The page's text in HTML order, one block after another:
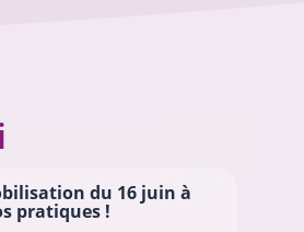
du 16 juin à
pratiques !